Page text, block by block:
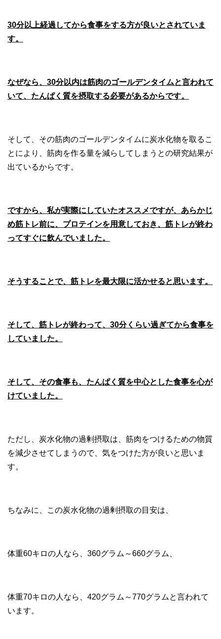
30分以上経過してから食事をする方が良いとされていま
す。
なぜなら、30分以内は筋肉のゴールデンタイムと言われて
いて、たんぱく質を摂取する必要があるからです。
そして、その筋肉のゴールデンタイムに炭水化物を取るこ
とにより、筋肉を作る量を減らしてしまうとの研究結果が
出ているからです。
ですから、私が実際にしていたオススメですが、あらかじ
め筋トレ前に、プロテインを用意しておき、筋トレが終わ
ってすぐに飲んでいました。
そうすることで、筋トレを最大限に活かせると思います。
そして、筋トレが終わって、30分くらい過ぎてから食事を
していました。
そして、その食事も、たんぱく質を中心とした食事を心が
けていました。
ただし、炭水化物の過剰摂取は、筋肉をつけるための物質
を減少させてしまうので、気をつけた方が良いと思いま
す。
ちなみに、この炭水化物の過剰摂取の目安は、
体重60キロの人なら、360グラム～660グラム、
体重70キロの人なら、420グラム～770グラムと言われて
います。